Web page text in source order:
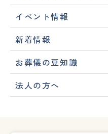
イベント情報
新着情報
お葬儀の豆知識
法人の方へ